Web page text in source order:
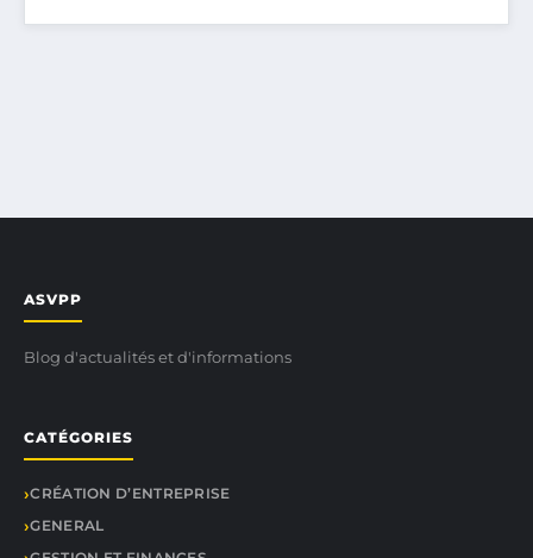
ASVPP
Blog d'actualités et d'informations
CATÉGORIES
CRÉATION D’ENTREPRISE
GENERAL